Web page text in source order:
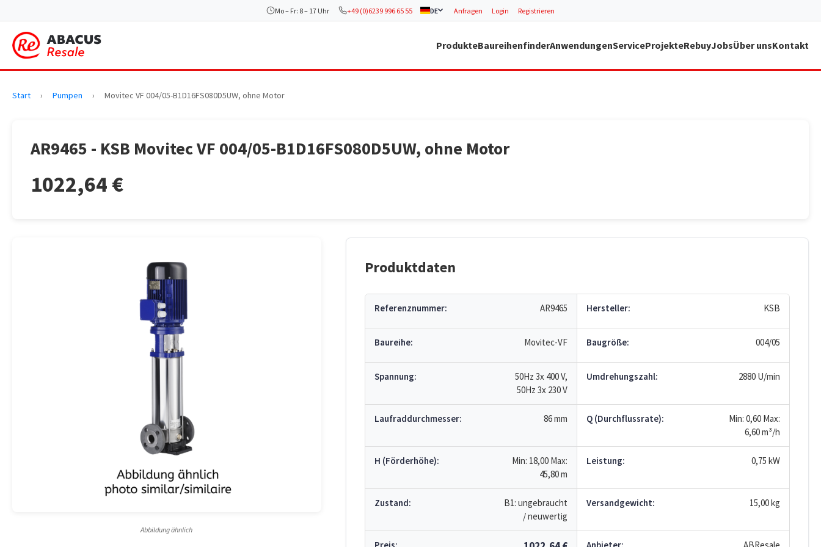
Mo – Fr: 8 – 17 Uhr +49 (0)6239 996 65 55 DE Anfragen Login Registrieren
ProdukteBaureihenfinderAnwendungenServiceProjekteRebuyJobsÜber unsKontakt
Start › Pumpen › Movitec VF 004/05-B1D16FS080D5UW, ohne Motor
AR9465 - KSB Movitec VF 004/05-B1D16FS080D5UW, ohne Motor
1022,64 €
Abbildung ähnlich
Produktdaten
Referenznummer: AR9465 Hersteller: KSB
Baureihe: Movitec-VF Baugröße: 004/05
Spannung:
50Hz 3x 400 V,
50Hz 3x 230 V
Umdrehungszahl: 2880 U/min
Laufraddurchmesser: 86 mm Q (Durchflussrate): Min: 0,60 Max:
6,60m³/h
H (Förderhöhe): Min: 18,00 Max:
45,80m
Leistung: 0,75 kW
Zustand:
B1: ungebraucht
/ neuwertig
Versandgewicht: 15,00 kg
Preis: Anbieter: ABResale